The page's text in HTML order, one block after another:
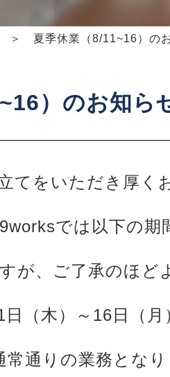
＞ 夏季休業（8/11~16）の
）のお知ら
てをいただき厚く
では以下の
が、ご了承のほど
（木）～16日（月
通りの業務となり